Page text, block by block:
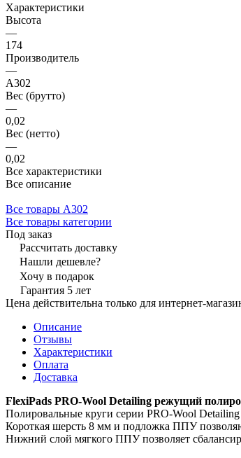
Характеристики
Высота
—
174
Производитель
—
A302
Вес (брутто)
—
0,02
Вес (нетто)
—
0,02
Все характеристики
Все описание
Все товары A302
Все товары категории
Под заказ
Рассчитать доставку
Нашли дешевле?
Хочу в подарок
Гарантия 5 лет
Цена действительна только для интернет-
Описание
Отзывы
Характеристики
Оплата
Доставка
FlexiPads PRO-Wool Detailing режущий
Полировальные круги серии PRO-Wool
Короткая шерсть 8 мм и подложка ППУ
Нижний слой мягкого ППУ позволяет